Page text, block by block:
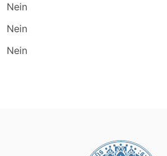
Nein
Nein
Nein